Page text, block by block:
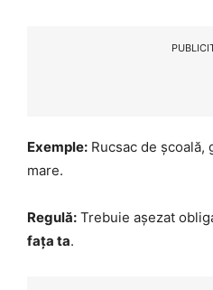
Exemple: Rucsac de școală,
mare.
Regulă: Trebuie așezat
fața ta.